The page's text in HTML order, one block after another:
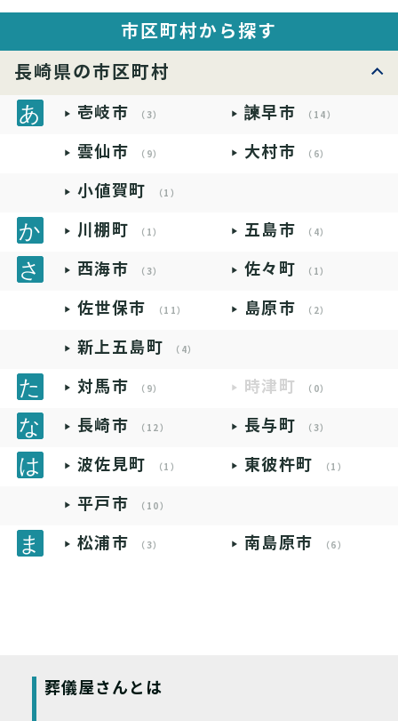
市区町村から探す
長崎県の市区町村
壱岐市 （3） 諫早市 （14）
雲仙市 （9） 大村市 （6）
小値賀町 （1）
川棚町 （1） 五島市 （4）
西海市 （3） 佐々町 （1）
佐世保市 （11） 島原市 （2）
新上五島町 （4）
対馬市 （9） 時津町 （0）
長崎市 （12） 長与町 （3）
波佐見町 （1） 東彼杵町 （1）
平戸市 （10）
松浦市 （3） 南島原市 （6）
葬儀屋さんとは